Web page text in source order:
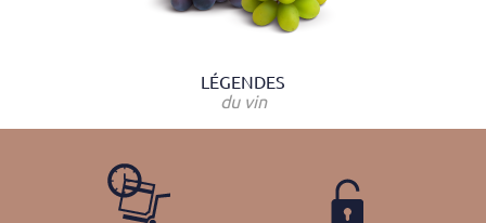
LÉGENDES
du vin